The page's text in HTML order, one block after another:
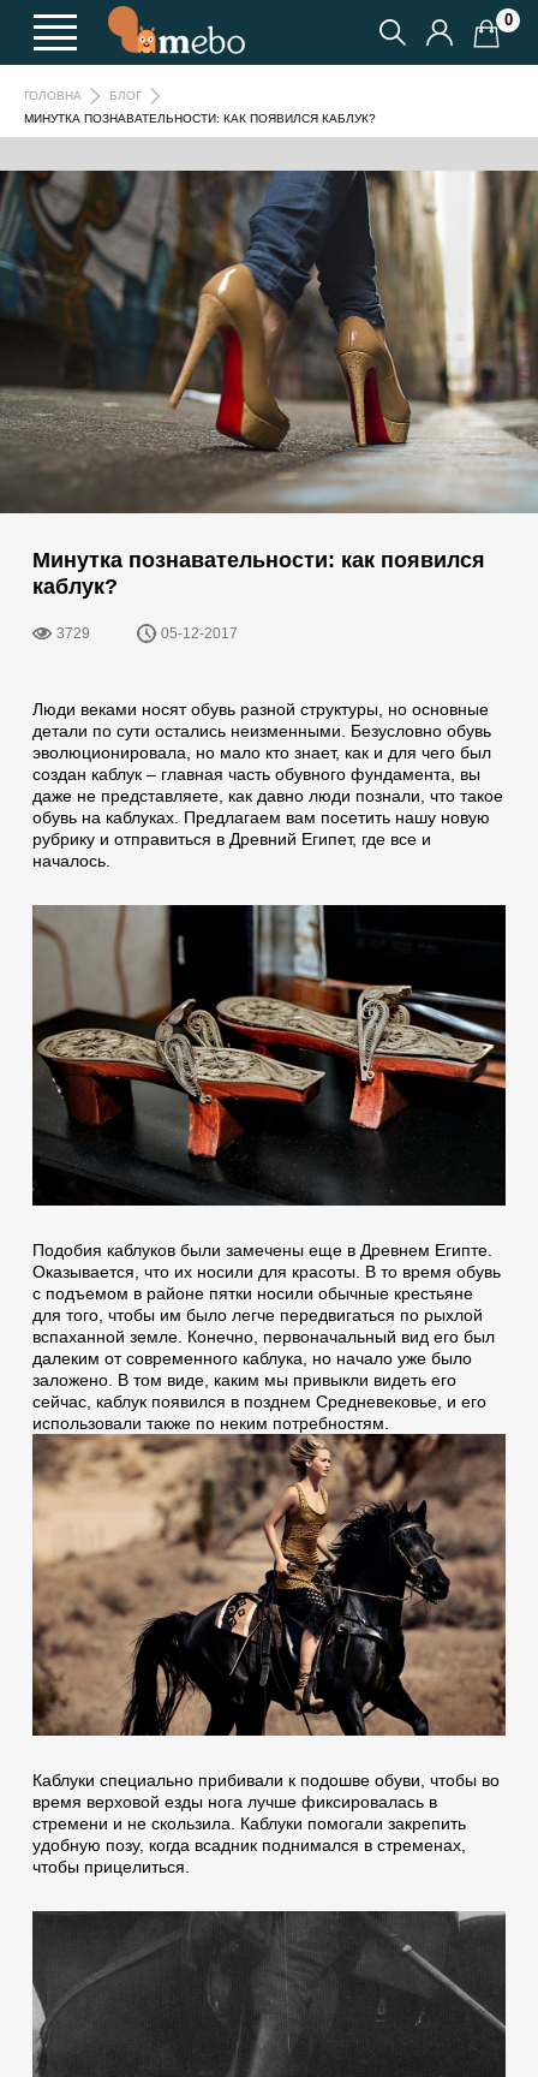
0
ГОЛОВНА
БЛОГ
МИНУТКА ПОЗНАВАТЕЛЬНОСТИ: КАК ПОЯВИЛСЯ КАБЛУК?
Минутка познавательности: как появился
каблук?
3729 05-12-2017
Люди веками носят обувь разной структуры, но основные
детали по сути остались неизменными. Безусловно обувь
эволюционировала, но мало кто знает, как и для чего был
создан каблук – главная часть обувного фундамента, вы
даже не представляете, как давно люди познали, что такое
обувь на каблуках. Предлагаем вам посетить нашу новую
рубрику и отправиться в Древний Египет, где все и
началось.
Подобия каблуков были замечены еще в Древнем Египте.
Оказывается, что их носили для красоты. В то время обувь
с подъемом в районе пятки носили обычные крестьяне
для того, чтобы им было легче передвигаться по рыхлой
вспаханной земле. Конечно, первоначальный вид его был
далеким от современного каблука, но начало уже было
заложено. В том виде, каким мы привыкли видеть его
сейчас, каблук появился в позднем Cредневековье, и его
использовали также по неким потребностям.
Каблуки специально прибивали к подошве обуви, чтобы во
время верховой езды нога лучше фиксировалась в
стремени и не скользила. Каблуки помогали закрепить
удобную позу, когда всадник поднимался в стременах,
чтобы прицелиться.